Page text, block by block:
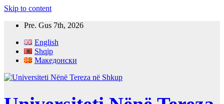
Skip to content
Pre. Gus 7th, 2026
English
Shqip
Македонски